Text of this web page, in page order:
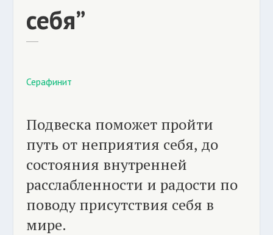
себя”
Серафинит
Подвеска поможет пройти
путь от неприятия себя, до
состояния внутренней
расслабленности и радости по
поводу присутствия себя в
мире.